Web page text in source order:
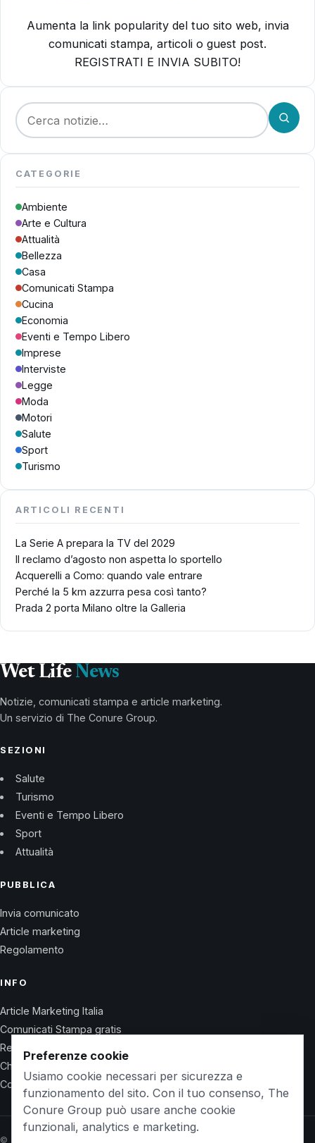
Aumenta la link popularity del tuo sito web, invia
comunicati stampa, articoli o guest post.
REGISTRATI E INVIA SUBITO!
Cerca:
CATEGORIE
Ambiente
Arte e Cultura
Attualità
Bellezza
Casa
Comunicati Stampa
Cucina
Economia
Eventi e Tempo Libero
Imprese
Interviste
Legge
Moda
Motori
Salute
Sport
Turismo
ARTICOLI RECENTI
La Serie A prepara la TV del 2029
Il reclamo d’agosto non aspetta lo sportello
Acquerelli a Como: quando vale entrare
Perché la 5 km azzurra pesa così tanto?
Prada 2 porta Milano oltre la Galleria
Wet Life News
Notizie, comunicati stampa e article marketing.
Un servizio di The Conure Group.
SEZIONI
Salute
Turismo
Eventi e Tempo Libero
Sport
Attualità
PUBBLICA
Invia comunicato
Article marketing
Regolamento
INFO
Article Marketing Italia
Comunicati Stampa gratis
Regolamento
Chi Siamo
Contatti
© 2026 Wet Life News · The Conure Group
Preferenze cookie
Usiamo cookie necessari per sicurezza e
funzionamento del sito. Con il tuo consenso, The
Conure Group può usare anche cookie
funzionali, analytics e marketing.